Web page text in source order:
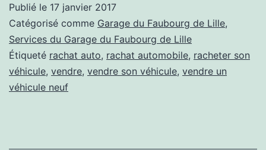
la
vente
de
mon
Publié le 17 janvier 2017
Catégorisé comme Garage du Faubourg de Lille,
Services du Garage du Faubourg de Lille
Étiqueté rachat auto, rachat automobile, racheter son
véhicule, vendre, vendre son véhicule, vendre un
véhicule neuf